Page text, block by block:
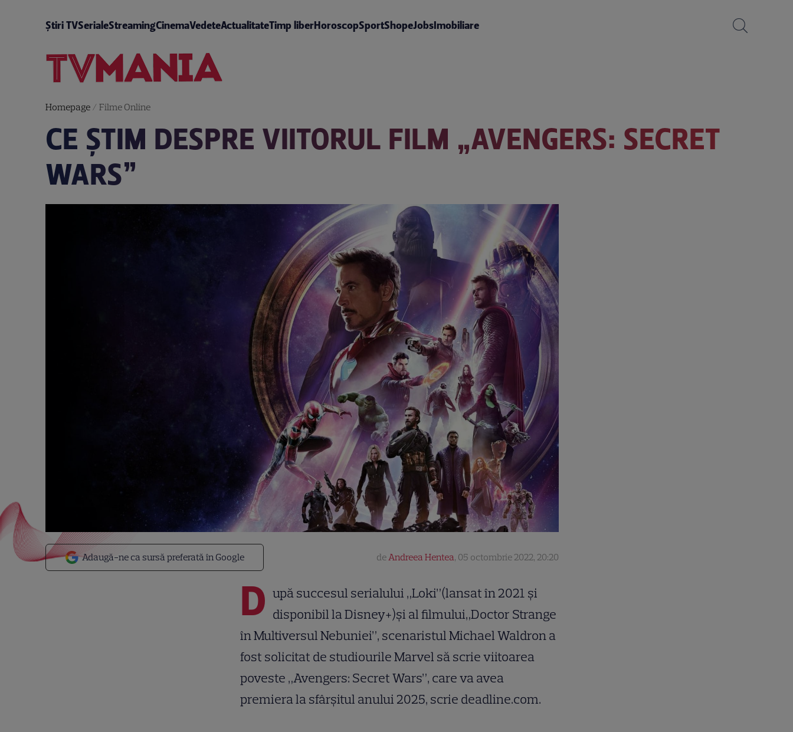
Știri TVSerialeStreamingCinemaVedeteActualitateTimp liberHoroscopSportShopeJobsImobiliare
Homepage/ Filme Online
CE ȘTIM DESPRE VIITORUL FILM „AVENGERS: SECRET
WARS”
Adaugă-ne ca sursă preferată în Google deAndreea Hentea, 05 octombrie 2022, 20:20
D upă succesul serialului „Loki”(lansat în 2021 și
disponibil la Disney+)și al filmului„Doctor Strange
în Multiversul Nebuniei”, scenaristul Michael Waldron a
fost solicitat de studiourile Marvel să scrie viitoarea
poveste „Avengers: Secret Wars”, care va avea
premiera la sfârșitul anului 2025, scrie deadline.com.